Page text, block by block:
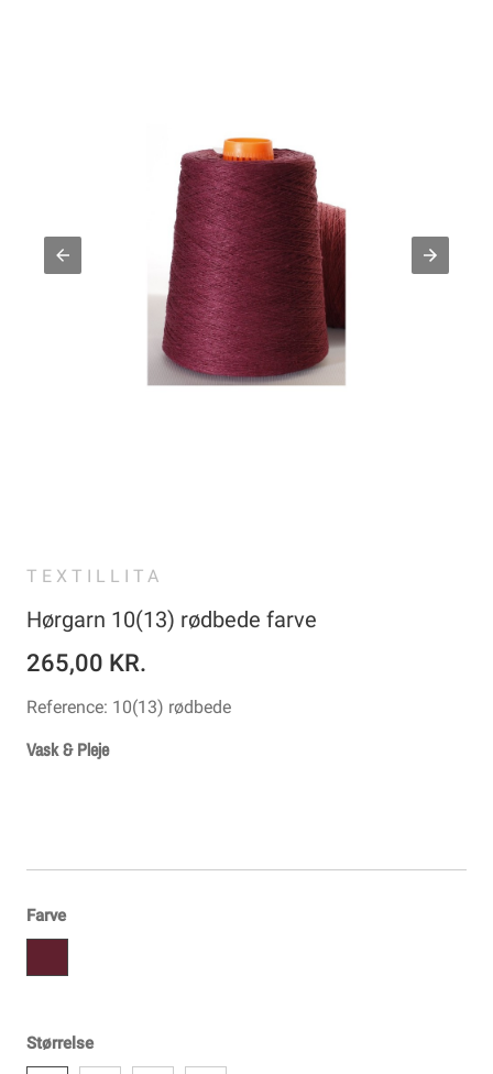
TEXTILLITA
Hørgarn 10(13) rødbede farve
265,00 KR.
Reference: 10(13) rødbede
Vask & Pleje
Farve
Størrelse